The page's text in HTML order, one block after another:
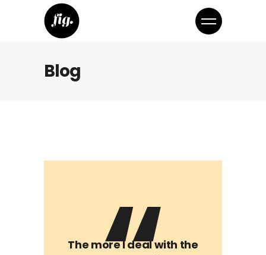
Blog
The more I deal with the